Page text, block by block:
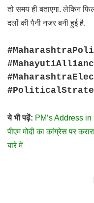
तो समय ही बताएगा. लेकिन
दलों की पैनी नजर बनी हुई है.
ये भी पढ़ें: PM’s Address in
पीएम मोदी का कांग्रेस पर
बारे में